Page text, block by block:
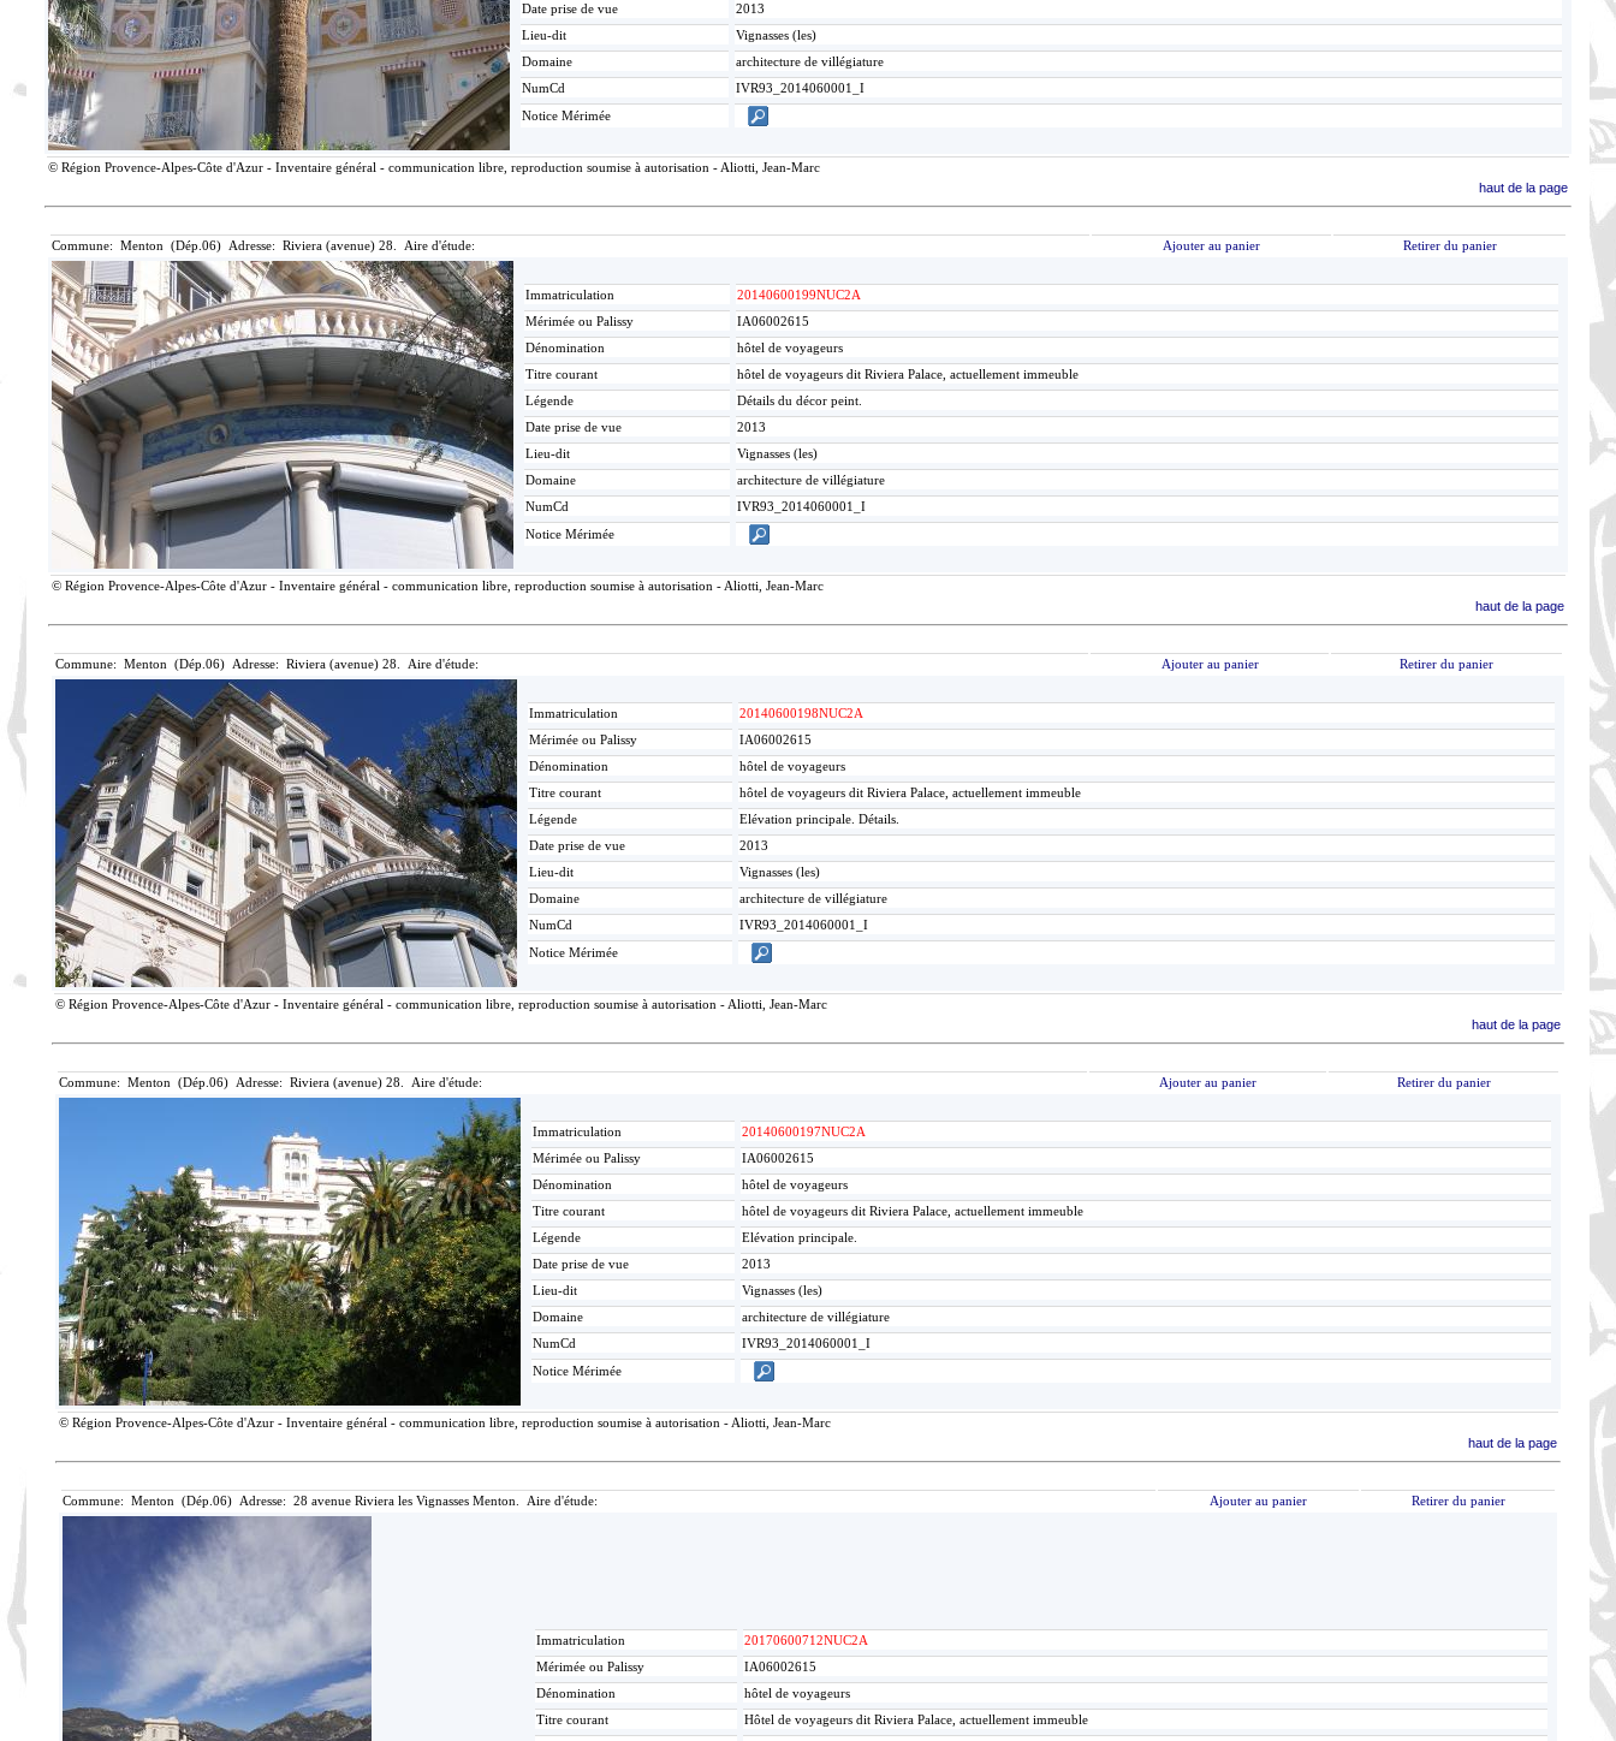
Date prise de vue
2013
Lieu-dit
Vignasses (les)
Domaine
architecture de villégiature
NumCd
IVR93_2014060001_I
Notice Mérimée
© Région Provence-Alpes-Côte d'Azur - Inventaire général - communication libre, reproduction soumise à autorisation - Aliotti, Jean-Marc
haut de la page
Commune: Menton (Dép.06) Adresse: Riviera (avenue) 28. Aire d'étude: Ajouter au panier Retirer du panier
Immatriculation
20140600199NUC2A
Mérimée ou Palissy
IA06002615
Dénomination
hôtel de voyageurs
Titre courant
hôtel de voyageurs dit Riviera Palace, actuellement immeuble
Légende
Détails du décor peint.
Date prise de vue
2013
Lieu-dit
Vignasses (les)
Domaine
architecture de villégiature
NumCd
IVR93_2014060001_I
Notice Mérimée
© Région Provence-Alpes-Côte d'Azur - Inventaire général - communication libre, reproduction soumise à autorisation - Aliotti, Jean-Marc
haut de la page
Commune: Menton (Dép.06) Adresse: Riviera (avenue) 28. Aire d'étude: Ajouter au panier Retirer du panier
Immatriculation
20140600198NUC2A
Mérimée ou Palissy
IA06002615
Dénomination
hôtel de voyageurs
Titre courant
hôtel de voyageurs dit Riviera Palace, actuellement immeuble
Légende
Elévation principale. Détails.
Date prise de vue
2013
Lieu-dit
Vignasses (les)
Domaine
architecture de villégiature
NumCd
IVR93_2014060001_I
Notice Mérimée
© Région Provence-Alpes-Côte d'Azur - Inventaire général - communication libre, reproduction soumise à autorisation - Aliotti, Jean-Marc
haut de la page
Commune: Menton (Dép.06) Adresse: Riviera (avenue) 28. Aire d'étude: Ajouter au panier Retirer du panier
Immatriculation
20140600197NUC2A
Mérimée ou Palissy
IA06002615
Dénomination
hôtel de voyageurs
Titre courant
hôtel de voyageurs dit Riviera Palace, actuellement immeuble
Légende
Elévation principale.
Date prise de vue
2013
Lieu-dit
Vignasses (les)
Domaine
architecture de villégiature
NumCd
IVR93_2014060001_I
Notice Mérimée
© Région Provence-Alpes-Côte d'Azur - Inventaire général - communication libre, reproduction soumise à autorisation - Aliotti, Jean-Marc
haut de la page
Commune: Menton (Dép.06) Adresse: 28 avenue Riviera les Vignasses Menton. Aire d'étude: Ajouter au panier Retirer du panier
Immatriculation
20170600712NUC2A
Mérimée ou Palissy
IA06002615
Dénomination
hôtel de voyageurs
Titre courant
Hôtel de voyageurs dit Riviera Palace, actuellement immeuble